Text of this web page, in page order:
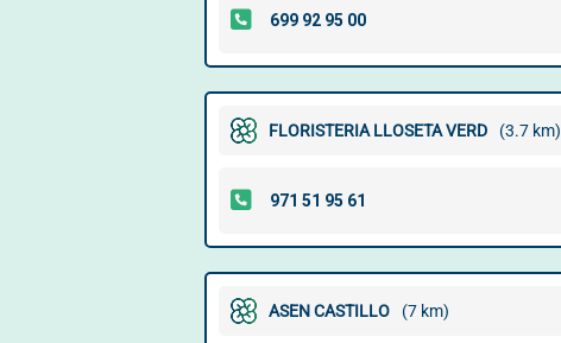
FLORISTERIA LLOSETA VERD (3.7 km)
ASEN CASTILLO (7 km)